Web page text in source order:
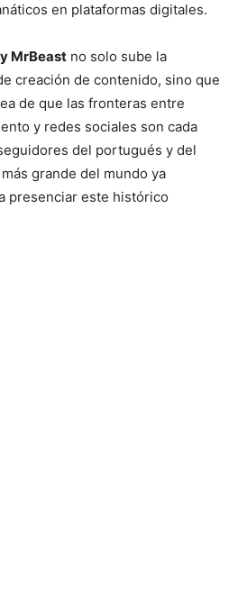
en plataformas digitales.
MrBeast no solo sube la
creación de contenido, sino que
de que las fronteras entre
y redes sociales son cada
del portugués y del
grande del mundo ya
presenciar este histórico